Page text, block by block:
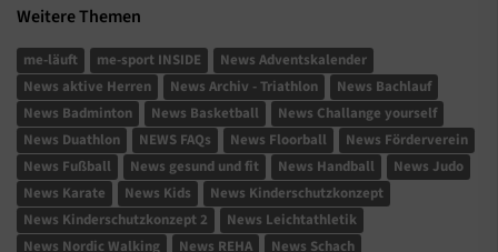
Weitere Themen
me-läuft me-sport INSIDE
News Adventskalender
News aktive Herren
News Archiv - Triathlon
News Bachlauf
News Badminton
News Basketball
News Challange yourself
News Duathlon
NEWS FAQs News Floorball
News Förderverein
News Fußball
News gesund und fit News Handball
News Judo
News Karate
News Kids
News Kinderschutzkonzept
News Kinderschutzkonzept 2
News Leichtathletik
News Nordic Walking
News REHA News Schach